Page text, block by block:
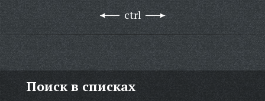
ctrl
Поиск в списках